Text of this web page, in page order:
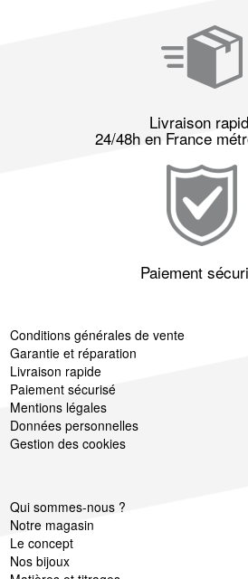
Livraison
24/48h en France
Paiement
Conditions générales de vente
Garantie et réparation
Livraison rapide
Paiement sécurisé
Mentions légales
Données personnelles
Gestion des cookies
Qui sommes-nous ?
Notre magasin
Le concept
Nos bijoux